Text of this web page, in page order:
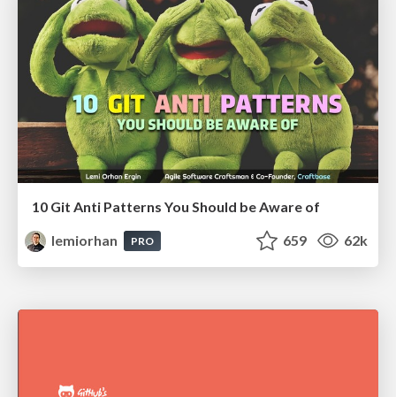
10 Git Anti Patterns You Should be Aware of
lemiorhan
PRO 659 62k